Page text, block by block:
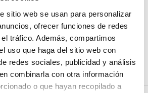
sitio web se usan para personalizar
ofrecer funciones de redes
tráfico. Además, compartimos
uso que haga del sitio web con
redes sociales, publicidad y análisis
combinarla con otra información
o que hayan recopilado a
ubicación para una
en franquicia?
experiencia en el